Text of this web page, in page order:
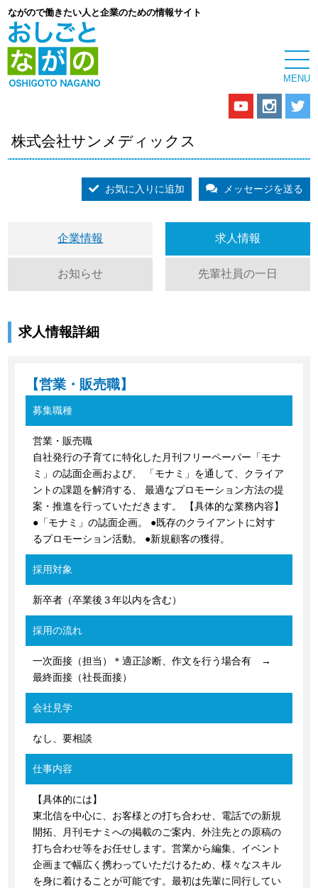
ながので働きたい人と企業のための情報サイト
株式会社サンメディックス
お気に入りに追加 メッセージを送る
企業情報 求人情報
お知らせ 先輩社員の一日
求人情報詳細
【営業・販売職】
募集職種
営業・販売職
自社発行の子育てに特化した月刊フリーペーパー「モナ
ミ」の誌面企画および、 「モナミ」を通して、クライア
ントの課題を解消する、 最適なプロモーション方法の提
案・推進を行っていただきます。 【具体的な業務内容】
●「モナミ」の誌面企画。 ●既存のクライアントに対す
るプロモーション活動。 ●新規顧客の獲得。
採用対象
新卒者（卒業後３年以内を含む）
採用の流れ
一次面接（担当）＊適正診断、作文を行う場合有 →
最終面接（社長面接）
会社見学
なし、要相談
仕事内容
【具体的には】
東北信を中心に、お客様との打ち合わせ、電話での新規
開拓、月刊モナミへの掲載のご案内、外注先との原稿の
打ち合わせ等をお任せします。営業から編集、イベント
企画まで幅広く携わっていただけるため、様々なスキル
を身に着けることが可能です。最初は先輩に同行してい